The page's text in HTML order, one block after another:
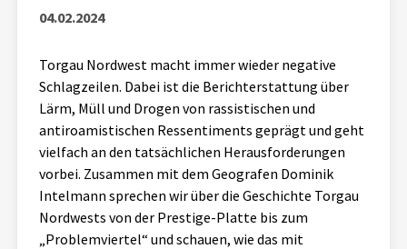
Leipziger Zustände
Schlaglichter
Phänomene
Aktuelles
Alle Beiträge
Über uns
04.02.2024
Torgau Nordwest macht immer wieder negative
Schlagzeilen. Dabei ist die Berichterstattung über
Lärm, Müll und Drogen von rassistischen und
antiroamistischen Ressentiments geprägt und geht
vielfach an den tatsächlichen Herausforderungen
vorbei. Zusammen mit dem Geografen Dominik
Intelmann sprechen wir über die Geschichte Torgau
Nordwests von der Prestige-Platte bis zum
„Problemviertel“ und schauen, wie das mit